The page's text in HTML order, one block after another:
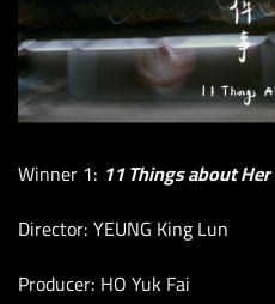
Winner 1: 11 Things about Her
Director: YEUNG King Lun
Producer: HO Yuk Fai